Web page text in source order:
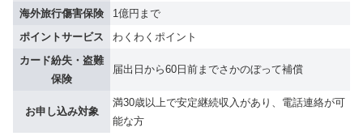
海外旅行傷害保険
1億円まで
ポイントサービス
わくわくポイント
カード紛失・盗難
保険
届出日から60日前までさかのぼって補償
お申し込み対象
満30歳以上で安定継続収入があり、電話連絡が可
能な方